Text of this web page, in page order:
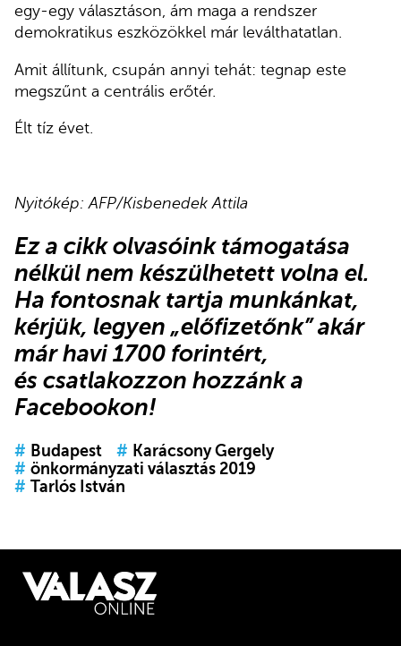
egy-egy választáson, ám maga a rendszer
demokratikus eszközökkel már leválthatatlan.
Amit állítunk, csupán annyi tehát: tegnap este
megszűnt a centrális erőtér.
Élt tíz évet.
Nyitókép: AFP/Kisbenedek Attila
Ez a cikk olvasóink támogatása
nélkül nem készülhetett volna el.
Ha fontosnak tartja munkánkat,
kérjük, legyen „előfizetőnk”akár
már havi 1700 forintért,
és csatlakozzon hozzánk a
Facebookon!
# Budapest # Karácsony Gergely
# önkormányzati választás 2019
# Tarlós István